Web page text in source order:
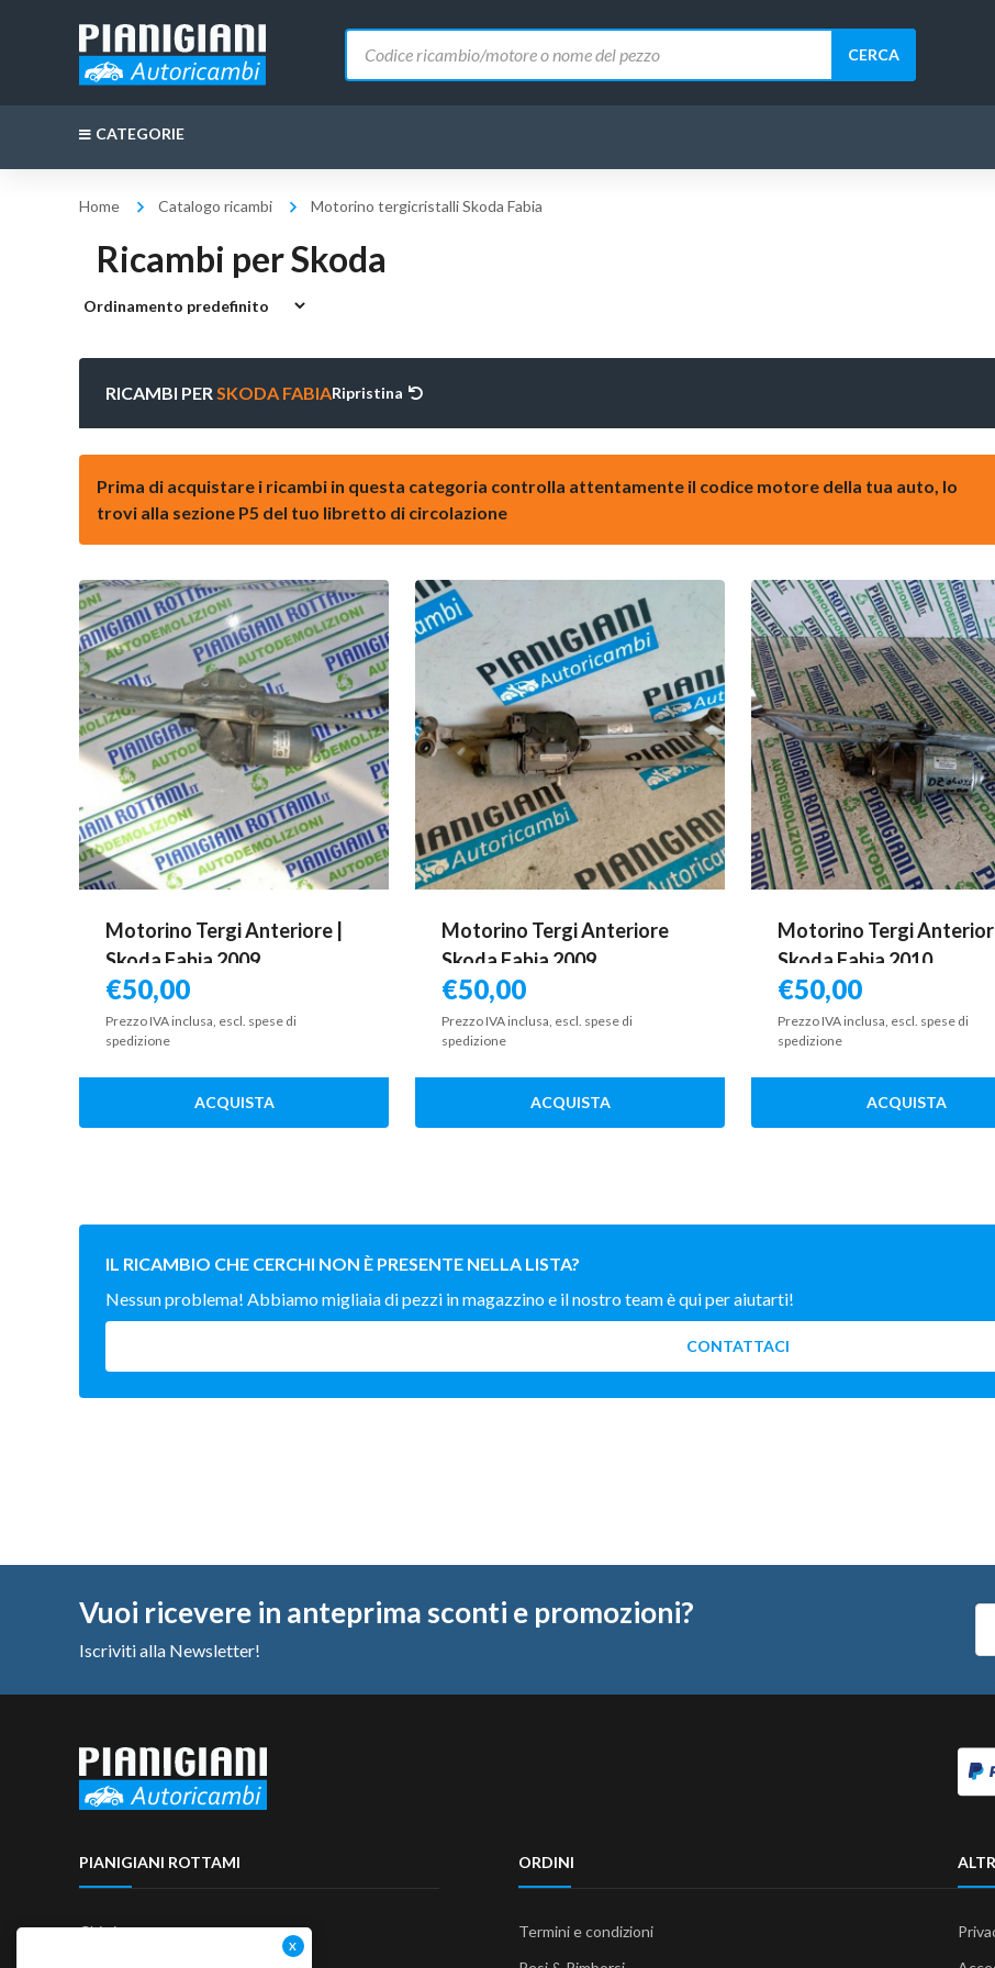
prodotti
CERCA
CATEGORIE
Home Catalogo ricambi Motorino tergicristalli Skoda Fabia
Ricambi per Skoda
RICAMBI PERSKODA FABIARipristina
Prima di acquistare i ricambi in questa categoria controlla attentamente il codice motore della tua auto, lo
trovi alla sezione P5 del tuo libretto di circolazione
Motorino Tergi Anteriore |
Skoda Fabia 2009
€50,00
Prezzo IVA inclusa, escl. spese di
spedizione
ACQUISTA
Motorino Tergi Anteriore
Skoda Fabia 2009
€50,00
Prezzo IVA inclusa, escl. spese di
spedizione
ACQUISTA
Motorino Tergi
Skoda Fabia 2010
€50,00
Prezzo IVA inclusa, escl. spese di
spedizione
ACQUISTA
IL RICAMBIO CHE CERCHI NON È PRESENTE NELLA LISTA?
Nessun problema! Abbiamo migliaia di pezzi in magazzino e il nostro team è qui per aiutarti!
CONTATTACI
Vuoi ricevere in anteprima sconti e promozioni?
Iscriviti alla Newsletter!
PIANIGIANI ROTTAMI
Chi siamo
ORDINI
Termini e condizioni